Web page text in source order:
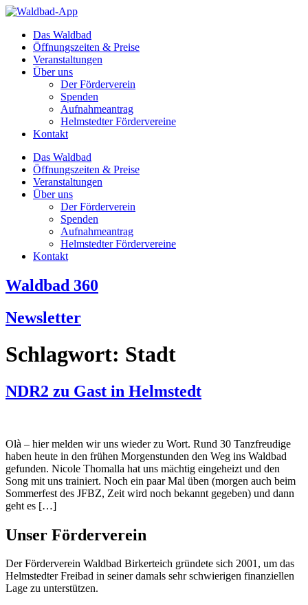
Zum
springenDas Waldbad
Öffnungszeiten & Preise
Veranstaltungen
Über uns
Der Förderverein
Spenden
Aufnahmeantrag
Helmstedter Fördervereine
Kontakt
Das Waldbad
Öffnungszeiten & Preise
Veranstaltungen
Über uns
Der Förderverein
Spenden
Aufnahmeantrag
Helmstedter Fördervereine
Kontakt
Waldbad 360
Newsletter
Schlagwort: Stadt
NDR2 zu Gast in Helmstedt
Olà – hier melden wir uns wieder zu Wort. Rund 30 Tanzfreudige
haben heute in den frühen Morgenstunden den Weg ins Waldbad
gefunden. Nicole Thomalla hat uns mächtig eingeheizt und den
Song mit uns trainiert. Noch ein paar Mal üben (morgen auch beim
Sommerfest des JFBZ, Zeit wird noch bekannt gegeben) und dann
geht es […]
Unser Förderverein
Der Förderverein Waldbad Birkerteich gründete sich 2001, um das
Helmstedter Freibad in seiner damals sehr schwierigen finanziellen
Lage zu unterstützen.